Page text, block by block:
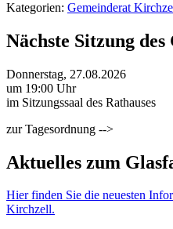
Kategorien: Gemeinderat
Nächste Sitzung
Donnerstag, 27.08.2026
um 19:00 Uhr
im Sitzungssaal des Rathauses
zur Tagesordnung -->
Aktuelles zum
Hier finden Sie die neuesten
Kirchzell.